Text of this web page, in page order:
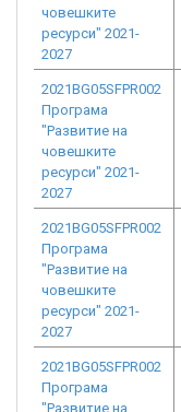
човешките
ресурси" 2021-
2027
2021BG05SFPR002
Програма
"Развитие на
човешките
ресурси" 2021-
2027
2021BG05SFPR002
Програма
"Развитие на
човешките
ресурси" 2021-
2027
2021BG05SFPR002
Програма
"Развитие на